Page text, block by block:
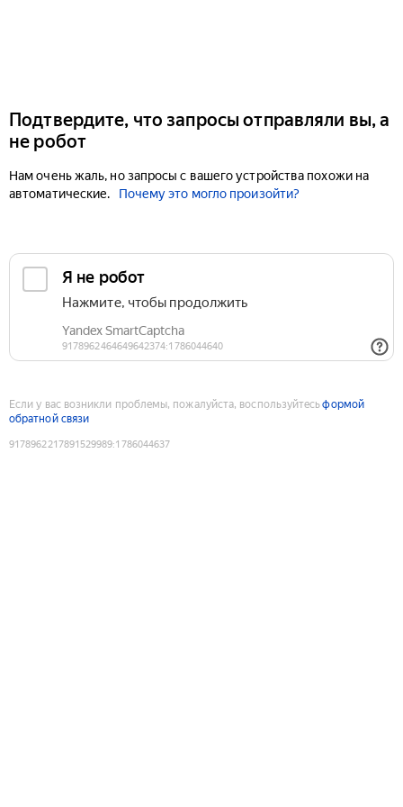
Подтвердите, что запросы отправляли вы, а
не робот
Нам очень жаль, но запросы с вашего устройства похожи на
автоматические.
Почему это могло произойти?
Если у вас возникли проблемы, пожалуйста, воспользуйтесьформой
обратной связи
9178962217891529989:1786044637